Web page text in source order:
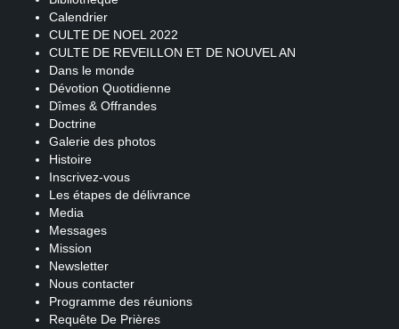
Calendrier
CULTE DE NOEL 2022
CULTE DE REVEILLON ET DE NOUVEL AN
Dans le monde
Dévotion Quotidienne
Dîmes & Offrandes
Doctrine
Galerie des photos
Histoire
Inscrivez-vous
Les étapes de délivrance
Media
Messages
Mission
Newsletter
Nous contacter
Programme des réunions
Requête De Prières